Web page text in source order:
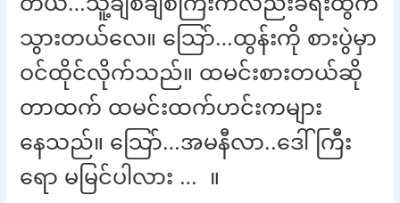
သွားတယ်လေ။ သြော်…ထွန်းကို စားပွဲမှာ
ဝင်ထိုင်လိုက်သည်။ ထမင်းစားတယ်ဆို
တာထက် ထမင်းထက်ဟင်းကများ
နေသည်။ သြော်…အမနီလာ..ဒေါ်ကြီး
ရော မမြင်ပါလား … ။